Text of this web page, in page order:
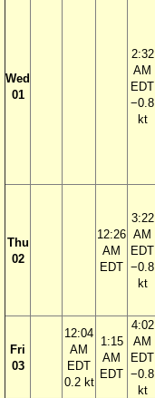
Wed
01
2:32
AM
EDT
−0.8
kt
Thu
02
12:26
AM
EDT
3:22
AM
EDT
−0.8
kt
Fri
03
12:04
AM
EDT
0.2 kt
1:15
AM
EDT
4:02
AM
EDT
−0.8
kt